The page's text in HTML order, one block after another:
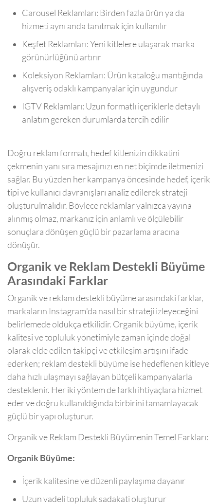
Carousel Reklamları: Birden fazla ürün ya da
hizmeti aynı anda tanıtmak için kullanılır
Keşfet Reklamları: Yeni kitlelere ulaşarak marka
görünürlüğünü artırır
Koleksiyon Reklamları: Ürün kataloğu mantığında
alışveriş odaklı kampanyalar için uygundur
IGTV Reklamları: Uzun formatlı içeriklerle detaylı
anlatım gereken durumlarda tercih edilir
Doğru reklam formatı, hedef kitlenizin dikkatini
çekmenin yanı sıra mesajınızı en net biçimde iletmenizi
sağlar. Bu yüzden her kampanya öncesinde hedef, içerik
tipi ve kullanıcı davranışları analiz edilerek strateji
oluşturulmalıdır. Böylece reklamlar yalnızca yayına
alınmış olmaz, markanız için anlamlı ve ölçülebilir
sonuçlara dönüşen güçlü bir pazarlama aracına
dönüşür.
Organik ve Reklam Destekli Büyüme
Arasındaki Farklar
Organik ve reklam destekli büyüme arasındaki farklar,
markaların Instagram'da nasıl bir strateji izleyeceğini
belirlemede oldukça etkilidir. Organik büyüme, içerik
kalitesi ve topluluk yönetimiyle zaman içinde doğal
olarak elde edilen takipçi ve etkileşim artışını ifade
ederken; reklam destekli büyüme ise hedeflenen kitleye
daha hızlı ulaşmayı sağlayan bütçeli kampanyalarla
desteklenir. Her iki yöntem de farklı ihtiyaçlara hizmet
eder ve doğru kullanıldığında birbirini tamamlayacak
güçlü bir yapı oluşturur.
Organik ve Reklam Destekli Büyümenin Temel Farkları:
Organik Büyüme:
İçerik kalitesine ve düzenli paylaşıma dayanır
Uzun vadeli topluluk sadakati oluşturur